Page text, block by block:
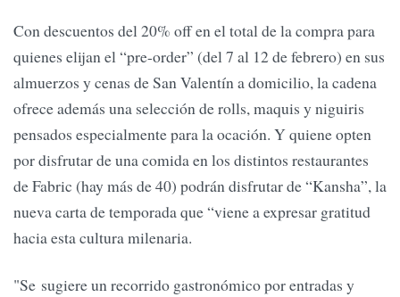
Con descuentos del 20% off en el total de la compra para
quienes elijan el “pre-order” (del 7 al 12 de febrero) en sus
almuerzos y cenas de San Valentín a domicilio, la cadena
ofrece además una selección de rolls, maquis y niguiris
pensados especialmente para la ocación. Y quiene opten
por disfrutar de una comida en los distintos restaurantes
de Fabric (hay más de 40) podrán disfrutar de “Kansha”, la
nueva carta de temporada que “viene a expresar gratitud
hacia esta cultura milenaria.
"Se sugiere un recorrido gastronómico por entradas y